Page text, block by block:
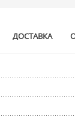
ДОСТАВКА